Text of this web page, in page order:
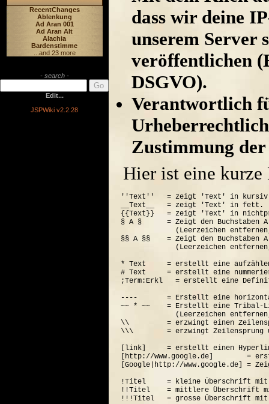
RecentChanges
Ablenkung
Ad Aran 001
Ad Aran Alt
Alachia
Bardenstimme
...and 23 more
- search -
Edit...
JSPWiki v2.2.28
dass wir deine
unserem Server
veröffentlichen
DSGVO).
Verantwortlich
Zustimmung
Hier ist eine
''Text''   = zeigt 'Text' in
__Text__   = zeigt 'Text' in fett.
{{Text}}   = zeigt 'Text' in
§ A §      = Zeigt den Buchstaben
(Leerzeichen
§§ A §§    = Zeigt den Buchstaben
(Leerzeichen
* Text     = erstellt eine
# Text     = erstellt eine
;Term:Erkl   = erstellt eine
----       = Erstellt eine
~~ * ~~    = Erstellt eine Tribal-
(Leerzeichen
\\         = erzwingt einen
\\\        = erzwingt Zeilensprung
[link]     = erstellt einen
[http://www.google.de]        =
[Google|http://www.google.de] =
!Titel     = kleine Überschrift
!!Titel    = mittlere Überschrift
!!!Titel   = grosse Überschrift